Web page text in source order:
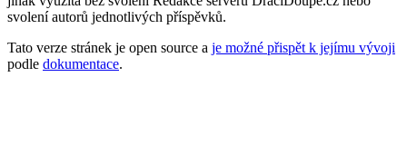
svolení autorů jednotlivých příspěvků.
Tato verze stránek je open source a je možné přispět k jejímu vývoji
podle dokumentace.